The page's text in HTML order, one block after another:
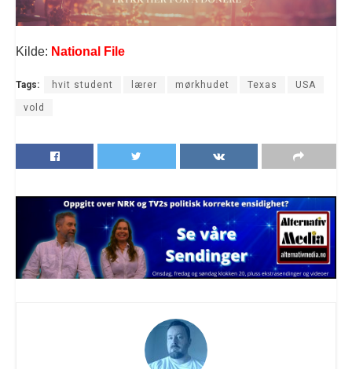
Kilde: National File
Tags: hvit student lærer mørkhudet Texas USA
vold